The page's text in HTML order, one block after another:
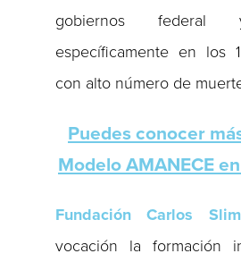
gobiernos federal
específicamente en los
con alto número de
Puedes conocer
Modelo AMANECE
Fundación Carlos Slim
vocación la formación